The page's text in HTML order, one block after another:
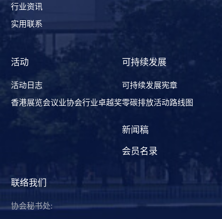
行业资讯
实用联系
活动
活动日志
香港展览会议业协会行业卓越奖
可持续发展
可持续发展宪章
零碳排放活动路线图
新闻稿
会员名录
联络我们
协会秘书处: